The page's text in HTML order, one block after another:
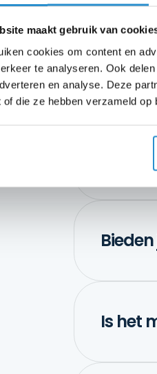
maakt gebruik van
cookies om content en
te analyseren. Ook
en analyse. Deze
of die ze hebben verzameld
Hoe
Kan
Is het